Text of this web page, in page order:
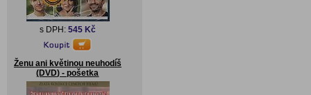
s DPH: 545 Kč
Ženu ani květinou neuhodíš
(DVD) - pošetka